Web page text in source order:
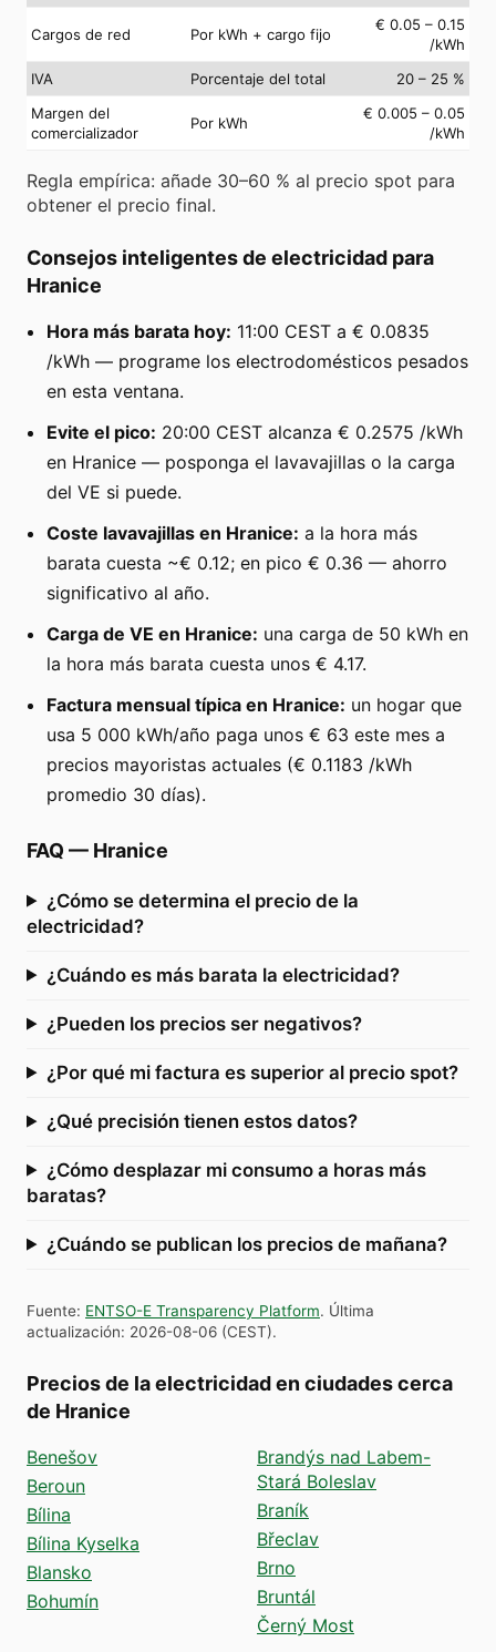
Cargos de red Por kWh + cargo fijo
€ 0.05 – 0.15
/kWh
IVA
Porcentaje del total
20 – 25 %
Margen del
comercializador
Por kWh
€ 0.005 – 0.05
/kWh
Regla empírica: añade 30–60 % al precio spot para
obtener el precio final.
Consejos inteligentes de electricidad para
Hranice
Hora más barata hoy: 11:00 CEST a € 0.0835
/kWh — programe los electrodomésticos pesados
en esta ventana.
Evite el pico: 20:00 CEST alcanza € 0.2575 /kWh
en Hranice — posponga el lavavajillas o la carga
del VE si puede.
Coste lavavajillas en Hranice: a la hora más
barata cuesta ~€ 0.12; en pico € 0.36 — ahorro
significativo al año.
Carga de VE en Hranice: una carga de 50 kWh en
la hora más barata cuesta unos € 4.17.
Factura mensual típica en Hranice: un hogar que
usa 5 000 kWh/año paga unos € 63 este mes a
precios mayoristas actuales (€ 0.1183 /kWh
promedio 30 días).
FAQ — Hranice
¿Cómo se determina el precio de la
electricidad?
¿Cuándo es más barata la electricidad?
¿Pueden los precios ser negativos?
¿Por qué mi factura es superior al precio spot?
¿Qué precisión tienen estos datos?
¿Cómo desplazar mi consumo a horas más
baratas?
¿Cuándo se publican los precios de mañana?
Fuente: ENTSO-E Transparency Platform. Última
actualización: 2026-08-06 (CEST).
Precios de la electricidad en ciudades cerca
de Hranice
Benešov
Beroun
Bílina
Bílina Kyselka
Blansko
Bohumín
Brandýs nad Labem-
Stará Boleslav
Braník
Břeclav
Brno
Bruntál
Černý Most